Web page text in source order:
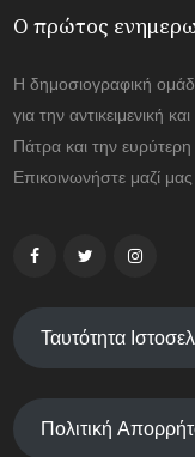
Ο πρώτος
Η δημοσιογραφική
για την αντικειμενική
Πάτρα και την ευρύτερη
Επικοινωνήστε μαζί
Ταυτότητα
Πολιτική